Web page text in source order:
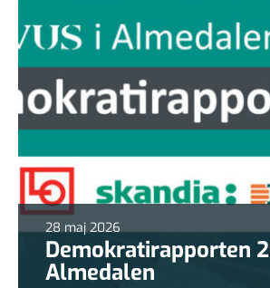
28 maj 2026
Demokratirapporten
Almedalen